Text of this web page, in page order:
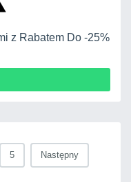
z Rabatem Do -25%
5 Następny